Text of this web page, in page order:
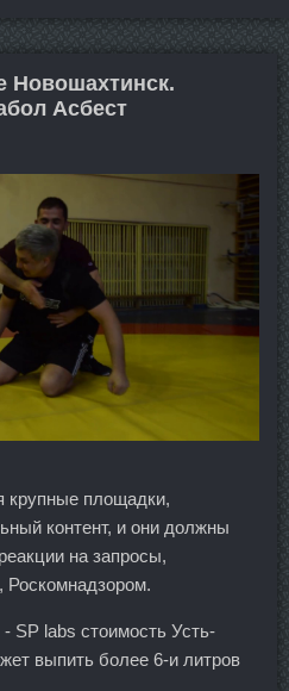
Новошахтинск.
Асбест
крупные площадки,
контент, и они должны
на запросы,
Роскомнадзором.
SP labs стоимость Усть-
выпить более 6-и литров